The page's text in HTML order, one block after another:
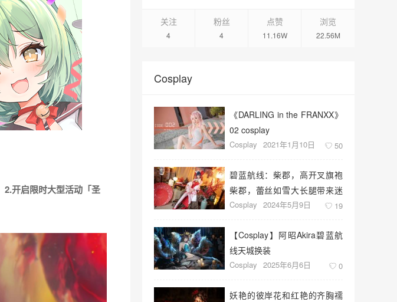
2.开启限时大型活动「圣
关注
4
粉丝
4
点赞
11.16W
浏览
22.56M
Cosplay
《DARLING in the FRANXX》
02 cosplay
Cosplay 2021年1月10日 50
碧蓝航线：柴郡，高开叉旗袍
柴郡，蕾丝如雪大长腿带来迷
人的气息
Cosplay 2024年5月9日 19
【Cosplay】阿昭Akira碧蓝航
线天城换装
Cosplay 2025年6月6日 0
妖艳的彼岸花和红艳的齐胸襦